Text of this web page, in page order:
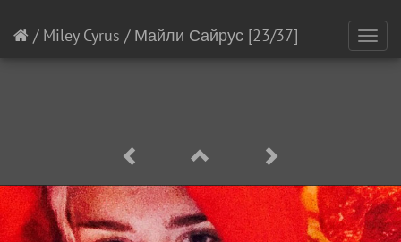
/ Miley Cyrus / Майли Сайрус [23/37]